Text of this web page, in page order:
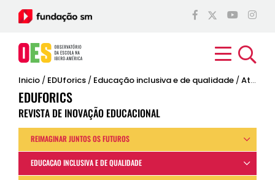
Inicio / EDUforics / Educação inclusiva e de qualidade /Atenção à diversidade
EDUFORICS
REVISTA DE INOVAÇÃO EDUCACIONAL
REIMAGINAR JUNTOS OS FUTUROS
EDUCAÇÃO INCLUSIVA E DE QUALIDADE